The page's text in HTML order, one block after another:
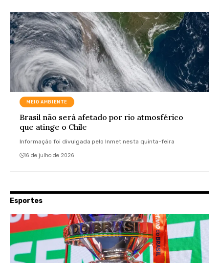
MEIO AMBIENTE
Brasil não será afetado por rio atmosférico
que atinge o Chile
Informação foi divulgada pelo Inmet nesta quinta-feira
16 de julho de 2026
Esportes